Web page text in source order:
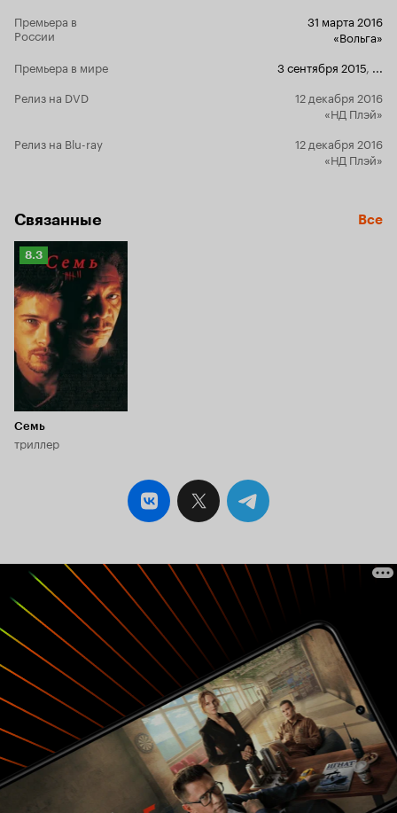
Премьера в
России
31 марта 2016
«Вольга»
Премьера в мире
3 сентября 2015
Релиз на DVD
12 декабря 2016
«НД Плэй»
Релиз на Blu-ray
12 декабря 2016
«НД Плэй»
Связанные Все
Рейтинг
Кинопоиска
8.3
8.3
Семь
триллер